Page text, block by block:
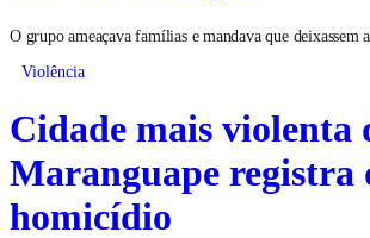
O grupo ameaçava famílias e mandava que deixassem
Violência
Cidade mais violenta
Maranguape registra
homicídio